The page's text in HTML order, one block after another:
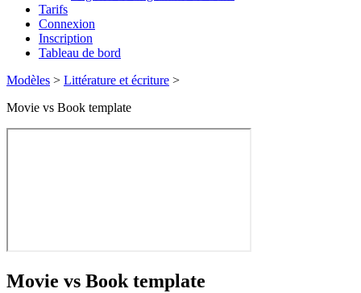
Tarifs
Connexion
Inscription
Tableau de bord
Modèles > Littérature et écriture >
Movie vs Book template
Movie vs Book template